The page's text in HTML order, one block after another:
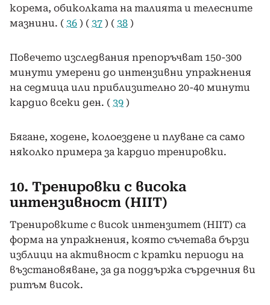
корема, обиколката на талията и телесните
мазнини. ( 36 ) ( 37 ) ( 38 )
Повечето изследвания препоръчват 150-300
минути умерени до интензивни упражнения
на седмица или приблизително 20-40 минути
кардио всеки ден. ( 39 )
Бягане, ходене, колоездене и плуване са само
няколко примера за кардио тренировки.
10. Тренировки с висока
интензивност (HIIT)
Тренировките с висок интензитет (HIIT) са
форма на упражнения, която съчетава бързи
изблици на активност с кратки периоди на
възстановяване, за да поддържа сърдечния ви
ритъм висок.